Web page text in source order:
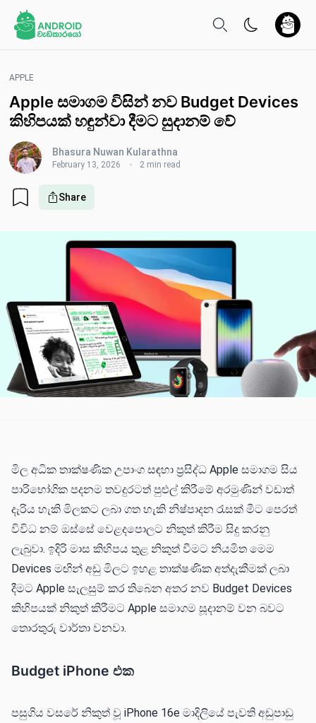
APPLE
Apple සමාගම විසින් නව Budget Devices
කිහිපයක් හඳුන්වා දීමට සුදානම් වේ
Bhasura Nuwan Kularathna
February 13, 2026 2 min read
Share
මිල අධික තාක්ෂණික උපාංග සඳහා ප්‍රසිද්ධ Apple සමාගම සිය
පාරිභෝගික පදනම තවදුරටත් පුළුල් කිරීමේ අරමුණින් වඩාත්
දැරිය හැකි මිලකට ලබා ගත හැකි නිෂ්පාදන රැසක් මීට පෙරත්
විවිධ නම් ඔස්සේ වෙළදපොලට නිකුත් කිරීම සිදු කරනු
ලැබුවා. ඉදිරි මාස කිහිපය තුළ නිකුත් වීමට නියමිත මෙම
Devices මඟින් අඩු මිලට ඉහළ තාක්ෂණික අත්දැකීමක් ලබා
දීමට Apple සැලසුම් කර තිබෙන අතර නව Budget Devices
කිහිපයක් නිකුත් කිරීමට Apple සමාගම සූදානම් වන බවට
තොරතුරු වාර්තා වනවා.
Budget iPhone එක
පසුගිය වසරේ නිකුත් වූ iPhone 16e මාදිලියේ පැවති අඩුපාඩු